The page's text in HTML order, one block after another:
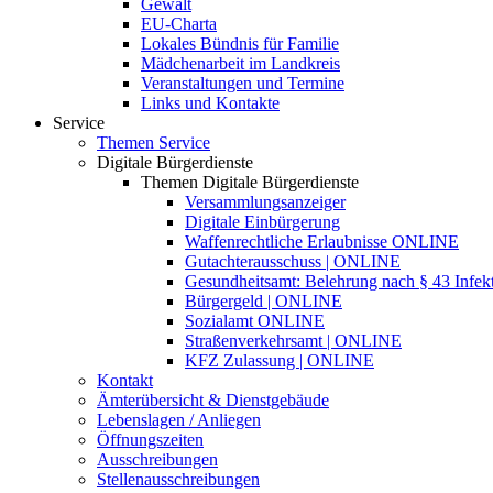
EU-Charta
Lokales Bündnis für Familie
Mädchenarbeit im Landkreis
Veranstaltungen und Termine
Links und Kontakte
Service
Themen Service
Digitale Bürgerdienste
Themen Digitale Bürgerdienste
Versammlungsanzeiger
Digitale Einbürgerung
Waffenrechtliche Erlaubnisse ONLINE
Gutachterausschuss | ONLINE
Gesundheitsamt: Belehrung nach § 43
Bürgergeld | ONLINE
Sozialamt ONLINE
Straßenverkehrsamt | ONLINE
KFZ Zulassung | ONLINE
Kontakt
Ämterübersicht & Dienstgebäude
Lebenslagen / Anliegen
Öffnungszeiten
Ausschreibungen
Stellenausschreibungen